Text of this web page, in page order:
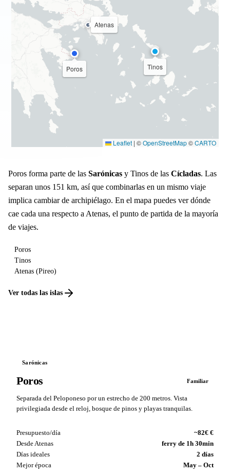
Poros Tinos
Atenas
Leaflet | ©OpenStreetMap©CARTO
Poros forma parte de las Sarónicas y Tinos de las Cícladas. Las
separan unos 151 km, así que combinarlas en un mismo viaje
implica cambiar de archipiélago. En el mapa puedes ver dónde
cae cada una respecto a Atenas, el punto de partida de la mayoría
de viajes.
Poros
Tinos
Atenas (Pireo)
Ver todas las islas
Sarónicas
Poros Familiar
Separada del Peloponeso por un estrecho de 200 metros. Vista
privilegiada desde el reloj, bosque de pinos y playas tranquilas.
Presupuesto/día
~82€ €
Desde Atenas
ferry de 1h 30min
Días ideales
2 días
Mejor época
May – Oct